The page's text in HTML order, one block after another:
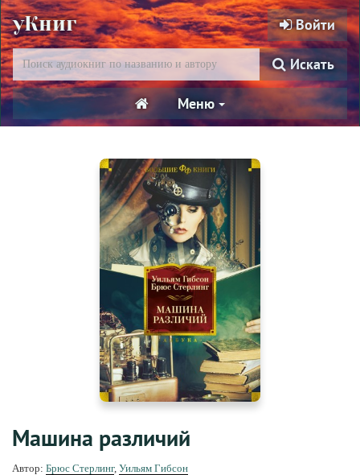
уКниг Войти
Искать
Меню
Машина различий
Автор: Брюс Стерлинг, Уильям Гибсон